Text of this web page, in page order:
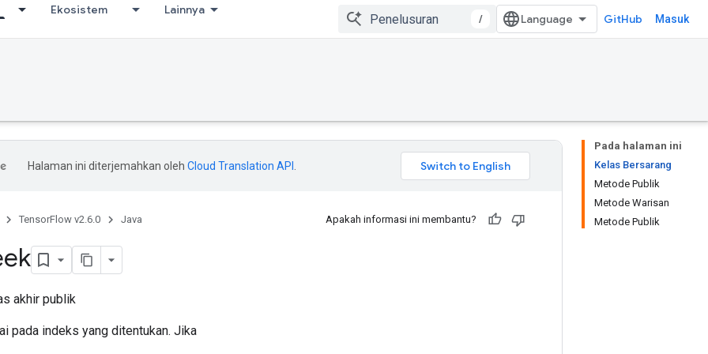
Ekosistem Lainnya
/ GitHub Masuk
Pada halaman ini
Kelas Bersarang
Metode Publik
Metode Warisan
Metode Publik
Halaman ini diterjemahkan oleh Cloud Translation API
TensorFlow v2.6.0 Java Apakah informasi ini membantu?
akhir publik
pada indeks yang ditentukan. Jika